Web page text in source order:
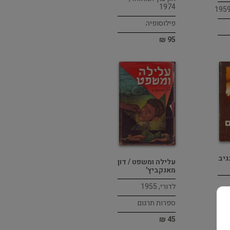
1974
פילוסופיה
95 ₪
עלילה ומשפט / דון
מאנקביץ'
לדורי, 1955
ספרות תרגום
45 ₪